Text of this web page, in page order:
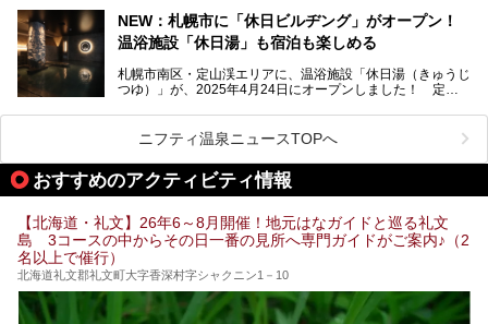
豊かな登別温泉とは対照的な存在で、今も湯治場的な要素が
残る閑静な温泉地です。
地体験し、カルルス温泉をご紹介。温泉地の概要や泉質解説
をはじめ、日帰り入浴可能な全３施設の紹介・周辺観光・ア
NEW：札幌市に「休日ビルヂング」がオープン！
温浴施設「休日湯」も宿泊も楽しめる
札幌市南区・定山渓エリアに、温浴施設「休日湯（きゅうじ
つゆ）」が、2025年4月24日にオープンしました！ 定山
この施設は、温泉・サウナの「休日湯」・ラウンジの「THE
LOUNGE DAYOF」・グルメ「休日洋麺店」・ホテル「エク
スクラメーションホテル」で構成された、まさに大人の癒し
空間。
今回は、そんな「休日ビルヂング」の魅力を5つのポイント
ニフティ温泉ニュースTOPへ
おすすめのアクティビティ情報
【北海道・礼文】26年6～8月開催！地元はなガイドと巡る礼文
島 3コースの中からその日一番の見所へ専門ガイドがご案内♪（2
名以上で催行）
北海道礼文郡礼文町大字香深村字シャクニン1－10